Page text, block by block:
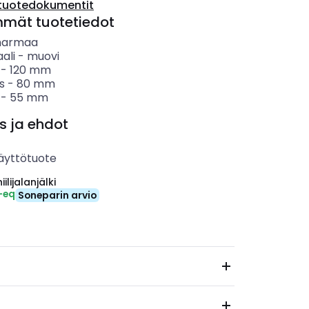
tuotetiedot
- muovi
120 mm
- 80 mm
55 mm
ja ehdot
eq Soneparin arvio